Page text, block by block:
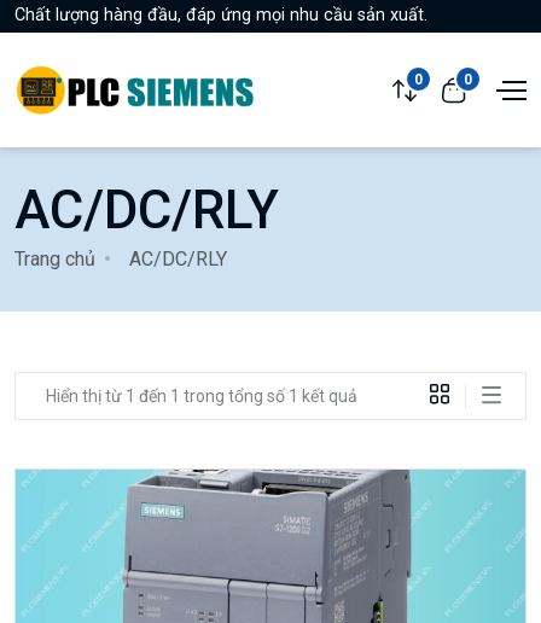
Chất lượng hàng đầu, đáp ứng mọi nhu cầu sản xuất.
0 0
AC/DC/RLY
Trang chủ AC/DC/RLY
Hiển thị từ 1 đến 1 trong tổng số 1 kết quả